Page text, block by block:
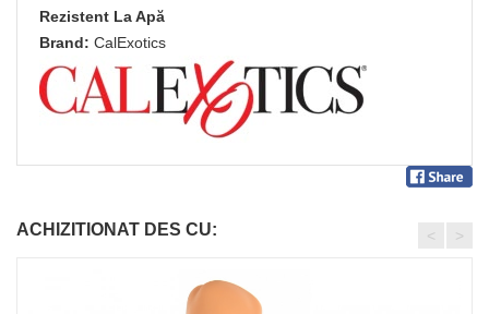
Rezistent La Apă
Brand: CalExotics
ACHIZITIONAT DES CU: < >